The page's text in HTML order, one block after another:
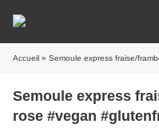
Accueil » Semoule express fraise/
Semoule express
rose #vegan